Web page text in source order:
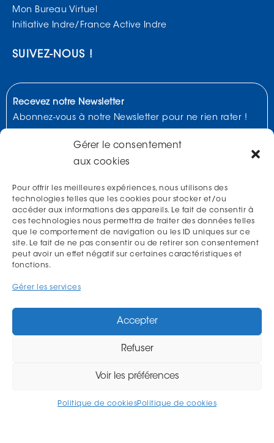
Gérer le consentement
aux cookies
Pour offrir les meilleures expériences, nous utilisons des
technologies telles que les cookies pour stocker et/ou
accéder aux informations des appareils. Le fait de consentir à
ces technologies nous permettra de traiter des données telles
que le comportement de navigation ou les ID uniques sur ce
site. Le fait de ne pas consentir ou de retirer son consentement
peut avoir un effet négatif sur certaines caractéristiques et
fonctions.
Gérer les services
Accepter
Refuser
Voir les préférences
Politique de cookiesPolitique de cookies
NOUS TROUVER
Mon Bureau Virtuel
Initiative Indre/France Active Indre
SUIVEZ-NOUS !
Recevez notre Newsletter
Abonnez-vous à notre Newsletter pour ne rien rater !
de lapolitique de confidentialité.